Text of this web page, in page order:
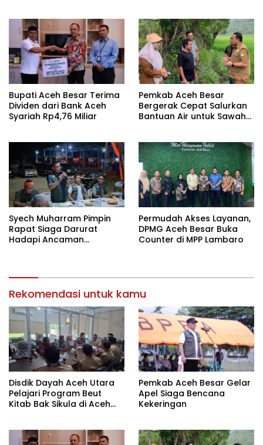
Bupati Aceh Besar Terima
Dividen dari Bank Aceh
Syariah Rp4,76 Miliar
Pemkab Aceh Besar
Bergerak Cepat Salurkan
Bantuan Air untuk Sawah
Syech Muharram Pimpin
Rapat Siaga Darurat
Hadapi Ancaman
Permudah Akses Layanan,
DPMG Aceh Besar Buka
Counter di MPP Lambaro
Rekomendasi untuk kamu
Disdik Dayah Aceh Utara
Pelajari Program Beut
Kitab Bak Sikula di Aceh
Pemkab Aceh Besar Gelar
Apel Siaga Bencana
Kekeringan